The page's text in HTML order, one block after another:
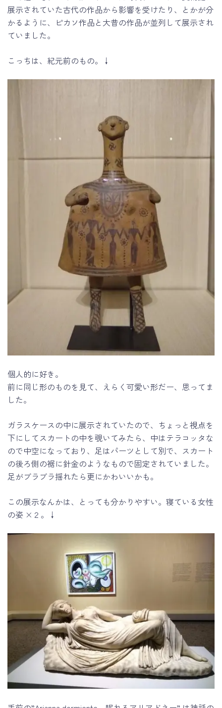
展示されていた古代の作品から影響を受けたり、とかが分
かるように、ピカソ作品と大昔の作品が並列して展示され
ていました。
こっちは、紀元前のもの。↓
個人的に好き。
前に同じ形のものを見て、えらく可愛い形だー、思ってま
した。
ガラスケースの中に展示されていたので、ちょっと視点を
下にしてスカートの中を覗いてみたら、中はテラコッタな
ので中空になっており、足はパーツとして別で、スカート
の後ろ側の裾に針金のようなもので固定されていました。
足がブラブラ揺れたら更にかわいいかも。
この展示なんかは、とっても分かりやすい。寝ている女性
の姿 ×２。↓